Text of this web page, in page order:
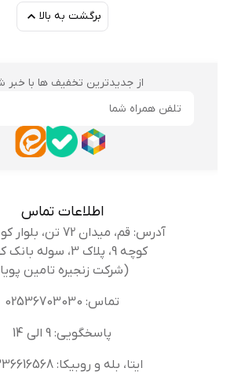
برگشت به بالا
از جدیدترین تخفیف ها با خبر شوید
اطلاعات تماس
آدرس: قم، میدان 72 تن، بلوار کوه سفید،
کوچه 9، پلاک 3، سوله بانک کفش
(شرکت زنجیره تامین پویا)
تماس: 02536703030
پاسخگویی: 9 الی 14
ایتا، بله و روبیکا: 09336616568